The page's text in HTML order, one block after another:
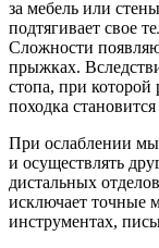
за мебель или
подтягивает свое
Сложности
прыжках.
стопа, при которой
походка
При ослаблении
и осуществлять
дистальных
исключает точные
инструментах,